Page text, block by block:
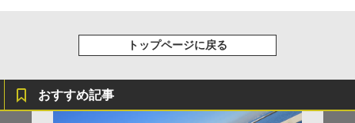
トップページに戻る
おすすめ記事